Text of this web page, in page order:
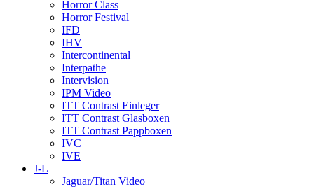
Horror Class
Horror Festival
IFD
IHV
Intercontinental
Interpathe
Intervision
IPM Video
ITT Contrast Einleger
ITT Contrast Glasboxen
ITT Contrast Pappboxen
IVC
IVE
J-L
Jaguar/Titan Video